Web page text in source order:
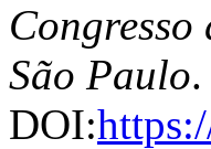
São Paulo
DOI: